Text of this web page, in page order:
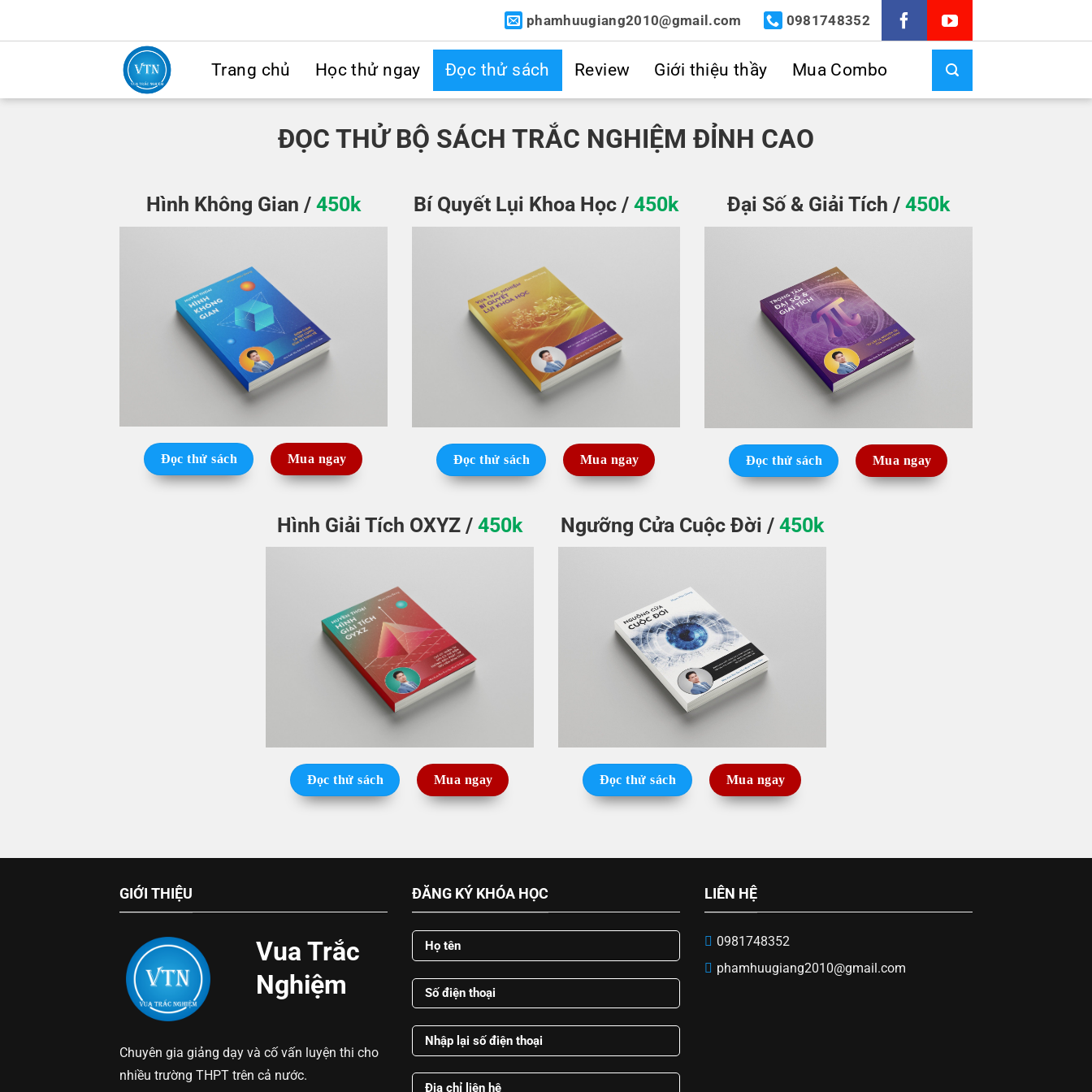
phamhuugiang2010@gmail.com 0981748352
Trang chủ Học thử ngay Đọc thử sách Review Giới thiệu thầy Mua Combo
ĐỌC THỬ BỘ SÁCH TRẮC NGHIỆM ĐỈNH CAO
Hình Không Gian / 450k
Đọc thử sách Mua ngay
Bí Quyết Lụi Khoa Học / 450k
Đọc thử sách Mua ngay
Đại Số & Giải Tích / 450k
Đọc thử sách Mua ngay
Hình Giải Tích OXYZ / 450k
Đọc thử sách Mua ngay
Ngưỡng Cửa Cuộc Đời / 450k
Đọc thử sách Mua ngay
GIỚI THIỆU
Vua Trắc
Nghiệm
Chuyên gia giảng dạy và cố vấn luyện thi cho
nhiều trường THPT trên cả nước.
ĐĂNG KÝ KHÓA HỌC LIÊN HỆ
0981748352
phamhuugiang2010@gmail.com